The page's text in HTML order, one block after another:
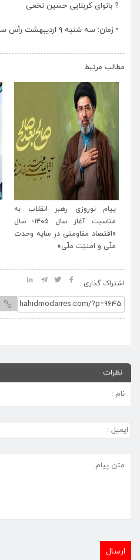
? بانوای کربلایی حسین نخعی
▫️ زمان: سه شنبه ۹ اردیبهشت رأس ساعت ۲۰:۳۰
مطالب مرتبط
پیام نوروزی رهبر انقلاب به
مناسبت آغاز سال ۱۴۰۵؛ سال
«اقتصاد مقاومتی در سایه وحدت
ملّی و امنیّت ملّی»
اشتراک گذاری :
نظرات